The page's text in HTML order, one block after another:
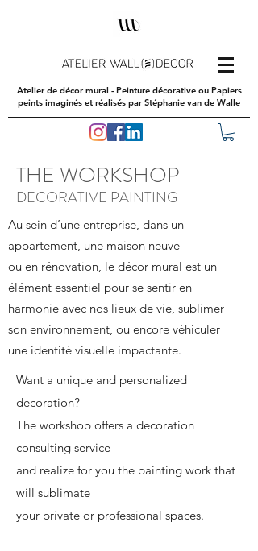
Atelier de décor mural - Peinture décorative ou Papiers
peints imaginés et réalisés par Stéphanie van de Walle
THE WORKSHOP
DECORATIVE PAINTING
Au sein d’une entreprise, dans un
appartement, une maison neuve
ou en rénovation, le décor mural est un
élément essentiel pour se sentir en
harmonie avec nos lieux de vie, sublimer
son environnement, ou encore véhiculer
une identité visuelle impactante.
Want a unique and personalized
decoration?
The workshop offers a decoration
consulting service
and realize for you the painting work that
will sublimate
your private or professional spaces.